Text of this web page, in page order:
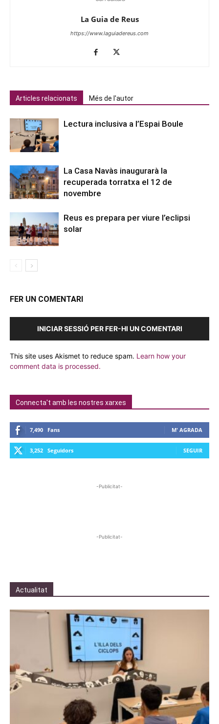
La Guia de Reus
https://www.laguiadereus.com
Articles relacionats Més de l'autor
Lectura inclusiva a l’Espai Boule
La Casa Navàs inaugurarà la
recuperada torratxa el 12 de
novembre
Reus es prepara per viure l’eclipsi
solar
FER UN COMENTARI
INICIAR SESSIÓ PER FER-HI UN COMENTARI
This site uses Akismet to reduce spam. Learn how your
comment data is processed.
Connecta't amb les nostres xarxes
7,490 Fans M' AGRADA
3,252 Seguidors SEGUIR
-Publicitat-
-Publicitat-
Actualitat